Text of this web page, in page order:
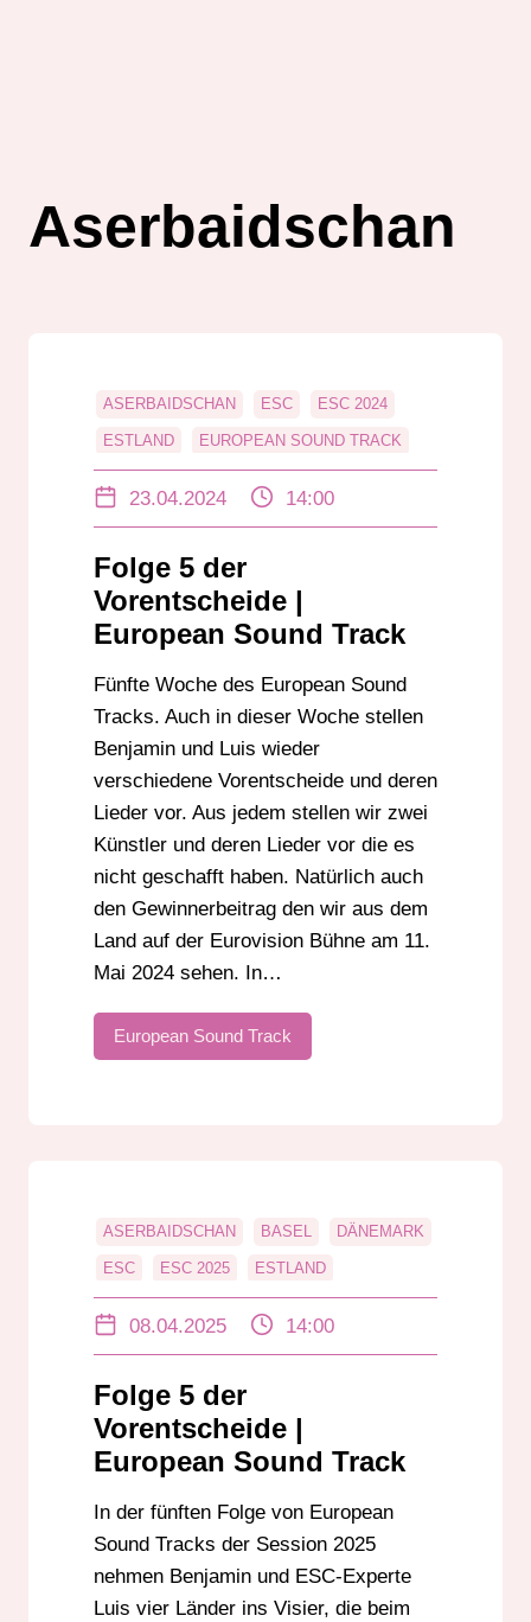
Aserbaidschan
ASERBAIDSCHAN ESC ESC 2024
ESTLAND EUROPEAN SOUND TRACK
MUSIK
23.04.2024 14:00
Folge 5 der
Vorentscheide |
European Sound Track
Fünfte Woche des European Sound
Tracks. Auch in dieser Woche stellen
Benjamin und Luis wieder
verschiedene Vorentscheide und deren
Lieder vor. Aus jedem stellen wir zwei
Künstler und deren Lieder vor die es
nicht geschafft haben. Natürlich auch
den Gewinnerbeitrag den wir aus dem
Land auf der Eurovision Bühne am 11.
Mai 2024 sehen. In…
European Sound Track
ASERBAIDSCHAN BASEL DÄNEMARK
ESC ESC 2025 ESTLAND
MALMÖ
08.04.2025 14:00
Folge 5 der
Vorentscheide |
European Sound Track
In der fünften Folge von European
Sound Tracks der Session 2025
nehmen Benjamin und ESC-Experte
Luis vier Länder ins Visier, die beim